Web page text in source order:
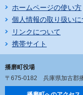
ホームページの使い方
個人情報の取り扱いに
リンクについて
携帯サイト
播磨町役場
〒675-0182 兵庫県加古郡